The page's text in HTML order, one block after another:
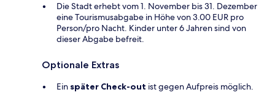
Die Stadt erhebt vom 1. November bis 31. Dezember
eine Tourismusabgabe in Höhe von 3.00 EUR pro
Person/pro Nacht. Kinder unter 6 Jahren sind von
dieser Abgabe befreit.
Optionale Extras
Ein später Check-out ist gegen Aufpreis möglich.